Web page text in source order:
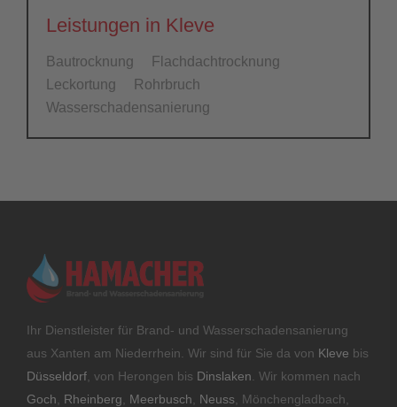
Leistungen in Kleve
Bautrocknung
Flachdachtrocknung
Leckortung
Rohrbruch
Wasserschadensanierung
Ihr Dienstleister für Brand- und Wasserschadensanierung
aus Xanten am Niederrhein. Wir sind für Sie da von Kleve bis
Düsseldorf , von Herongen bis Dinslaken . Wir kommen nach
Goch
Rheinberg Meerbusch Neuss , Mönchengladbach,